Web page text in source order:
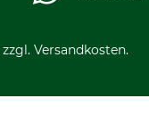
Versandkosten.